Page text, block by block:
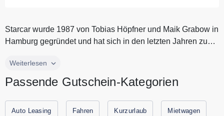
Starcar wurde 1987 von Tobias Höpfner und Maik Grabow in
Hamburg gegründet und hat sich in den letzten Jahren zu
Starcar wurde 1987 von Tobias Höpfner und Maik Grabow in
einer bekannten Autovermietung entwickelt. Ihr findet
große Fahrzeugflotte umfasst vom Kleinwagen, über die
Weiterlesen
Passende Gutschein-Kategorien
Auto Leasing Fahren Kurzurlaub Mietwagen